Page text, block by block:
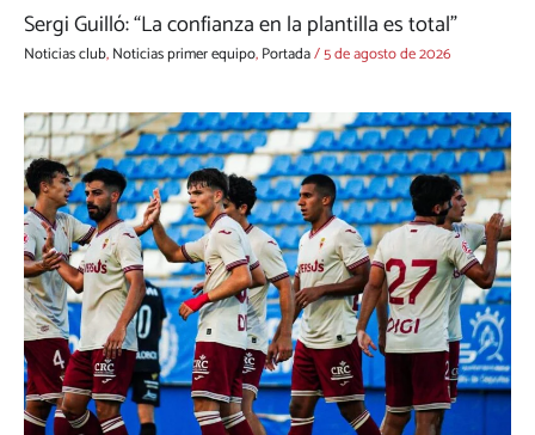
Sergi Guilló: “La confianza en la plantilla es total”
Noticias club,Noticias primer equipo,Portada/5 de agosto de 2026